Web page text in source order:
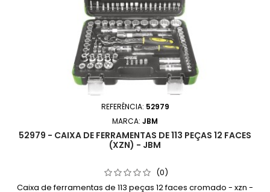
REFERÊNCIA: 52979
MARCA: JBM
52979 - CAIXA DE FERRAMENTAS DE 113 PEÇAS 12 FACES
(XZN) - JBM
(0)
Caixa de ferramentas de 113 peças 12 faces cromado - xzn -